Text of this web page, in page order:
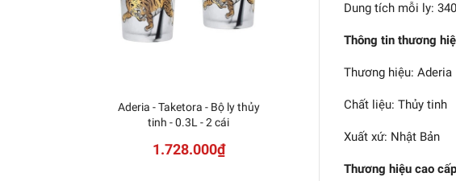
Dung tích mỗi ly:
Thông tin thương
Thương hiệu: Aderia
Chất liệu: Thủy tinh
Xuất xứ: Nhật Bản
Thương hiệu cao
Aderia - Taketora - Bộ ly thủy
tinh - 0.3L - 2 cái
1.728.000₫
Aderia - Shiki Meguri - Bộ